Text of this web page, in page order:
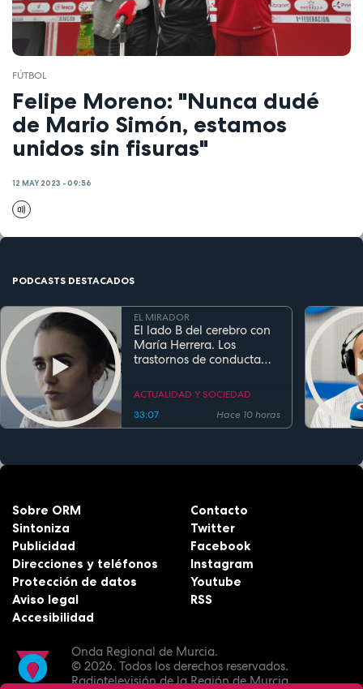
FÚTBOL
Felipe Moreno: "Nunca dudé
de Mario Simón, estamos
unidos sin fisuras"
12 MAY 2023 - 09:56
PODCASTS DESTACADOS
EL MIRADOR
El lado B del cerebro con
María Herrera. Los
trastornos de conducta
ACTUALIDAD Y SOCIEDAD
33:07
Hace 10 horas
Onda Regional de Murcia.
© 2026. Todos los derechos reservados.
Radiotelevisión de la Región de Murcia.
Sobre ORM
Sintoniza
Publicidad
Direcciones y teléfonos
Protección de datos
Aviso legal
Accesibilidad
Contacto
Twitter
Facebook
Instagram
Youtube
RSS